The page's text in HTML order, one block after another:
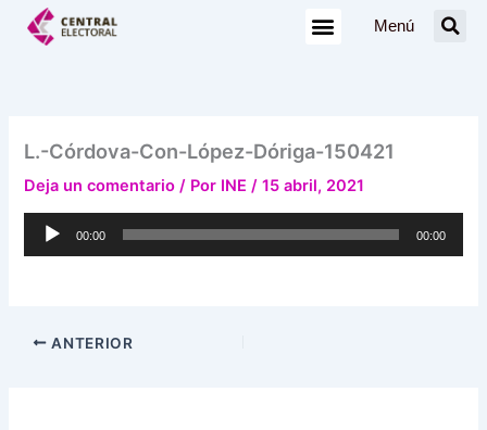
Menú
L.-Córdova-Con-López-Dóriga-150421
Deja un comentario / Por INE/15 abril, 2021
Reproductor
00:00 00:00
ANTERIOR